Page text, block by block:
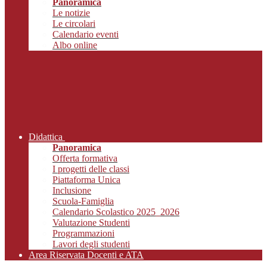
Panoramica
Le notizie
Le circolari
Calendario eventi
Albo online
Didattica
Panoramica
Offerta formativa
I progetti delle classi
Piattaforma Unica
Inclusione
Scuola-Famiglia
Calendario Scolastico 2025_2026
Valutazione Studenti
Programmazioni
Lavori degli studenti
Area Riservata Docenti e ATA